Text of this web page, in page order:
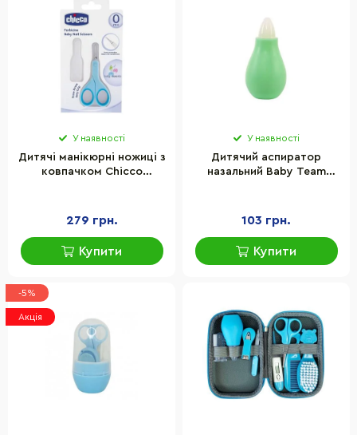
У наявності
Дитячі манікюрні ножиці з
ковпачком Chicco
279 грн.
Купити
У наявності
Дитячий аспиратор
назальний Baby Team
103 грн.
Купити
-5%
Акція